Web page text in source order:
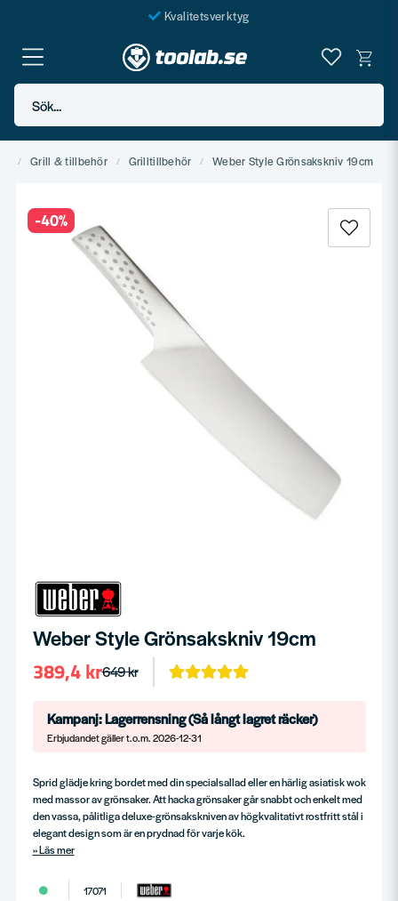
Kvalitetsverktyg
Fraktfritt över 999 SEK*
En järnhandel för alla
Sök...
Grill & tillbehör Grilltillbehör Weber Style Grönsakskniv 19cm
-40%
Weber Style Grönsakskniv 19cm
649 kr
389,4 kr
Kampanj: Lagerrensning (Så långt lagret räcker)
Erbjudandet gäller t.o.m. 2026-12-31
Sprid glädje kring bordet med din specialsallad eller en härlig asiatisk wok
med massor av grönsaker. Att hacka grönsaker går snabbt och enkelt med
den vassa, pålitliga deluxe-grönsakskniven av högkvalitativt rostfritt stål i
elegant design som är en prydnad för varje kök.
Läs mer
17071